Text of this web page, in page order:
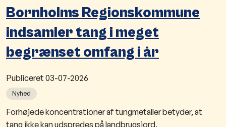
Bornholms Regionskommune
indsamler tang i meget
begrænset omfang i år
Publiceret 03-07-2026
Nyhed
Forhøjede koncentrationer af tungmetaller betyder, at
tang ikke kan udspredes på landbrugsjord.